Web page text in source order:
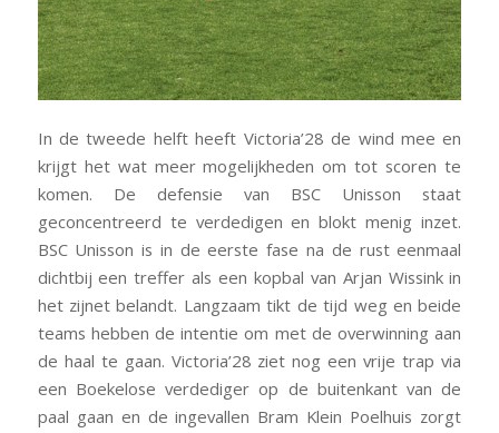
In de tweede helft heeft Victoria’28 de wind mee en
krijgt het wat meer mogelijkheden om tot scoren te
komen. De defensie van BSC Unisson staat
geconcentreerd te verdedigen en blokt menig inzet.
BSC Unisson is in de eerste fase na de rust eenmaal
dichtbij een treffer als een kopbal van Arjan Wissink in
het zijnet belandt. Langzaam tikt de tijd weg en beide
teams hebben de intentie om met de overwinning aan
de haal te gaan. Victoria’28 ziet nog een vrije trap via
een Boekelose verdediger op de buitenkant van de
paal gaan en de ingevallen Bram Klein Poelhuis zorgt